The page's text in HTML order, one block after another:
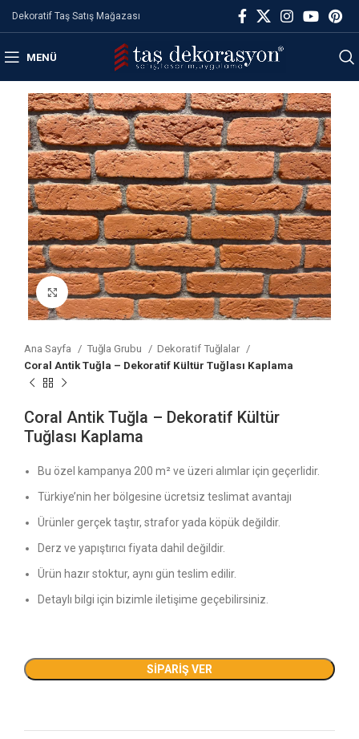
Dekoratif Taş Satış Mağazası
MENÜ
Büyütmek için tıklayın
Ana Sayfa Tuğla Grubu
Dekoratif Tuğlalar
Coral Antik Tuğla – Dekoratif Kültür Tuğlası Kaplama
Coral Antik Tuğla – Dekoratif Kültür
Tuğlası Kaplama
Bu özel kampanya 200 m² ve üzeri alımlar için geçerlidir.
Türkiye’nin her bölgesine ücretsiz teslimat avantajı
Ürünler gerçek taştır, strafor yada köpük değildir.
Derz ve yapıştırıcı fiyata dahil değildir.
Ürün hazır stoktur, aynı gün teslim edilir.
Detaylı bilgi için bizimle iletişime geçebilirsiniz.
SIPARIŞ VER